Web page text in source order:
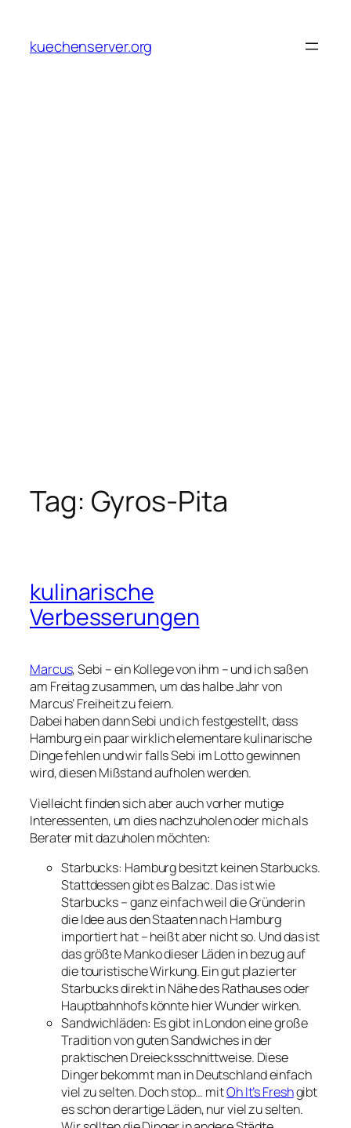
content
kuechenserver.org
Tag: Gyros-Pita
kulinarische
Verbesserungen
Marcus, Sebi – ein Kollege von ihm – und ich saßen
am Freitag zusammen, um das halbe Jahr von
Marcus’ Freiheit zu feiern.
Dabei haben dann Sebi und ich festgestellt, dass
Hamburg ein paar wirklich elementare kulinarische
Dinge fehlen und wir falls Sebi im Lotto gewinnen
wird, diesen Mißstand aufholen werden.
Vielleicht finden sich aber auch vorher mutige
Interessenten, um dies nachzuholen oder mich als
Berater mit dazuholen möchten:
Starbucks: Hamburg besitzt keinen Starbucks.
Stattdessen gibt es Balzac. Das ist wie
Starbucks – ganz einfach weil die Gründerin
die Idee aus den Staaten nach Hamburg
importiert hat – heißt aber nicht so. Und das ist
das größte Manko dieser Läden in bezug auf
die touristische Wirkung. Ein gut plazierter
Starbucks direkt in Nähe des Rathauses oder
Hauptbahnhofs könnte hier Wunder wirken.
Sandwichläden: Es gibt in London eine große
Tradition von guten Sandwiches in der
praktischen Dreiecksschnittweise. Diese
Dinger bekommt man in Deutschland einfach
viel zu selten. Doch stop… mitOh It’s Freshgibt
es schon derartige Läden, nur viel zu selten.